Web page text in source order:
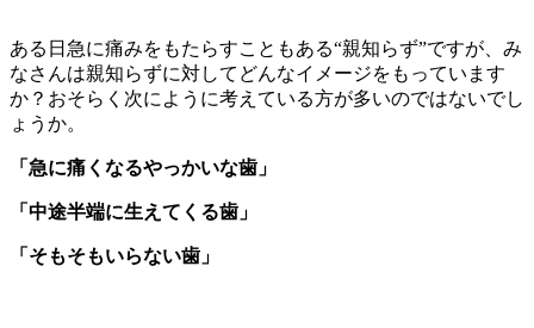
ある日急に痛みをもたらすこともある“親知らず”ですが、み
なさんは親知らずに対してどんなイメージをもっています
か？おそらく次にように考えている方が多いのではないでし
ょうか。
「急に痛くなるやっかいな歯」
「中途半端に生えてくる歯」
「そもそもいらない歯」